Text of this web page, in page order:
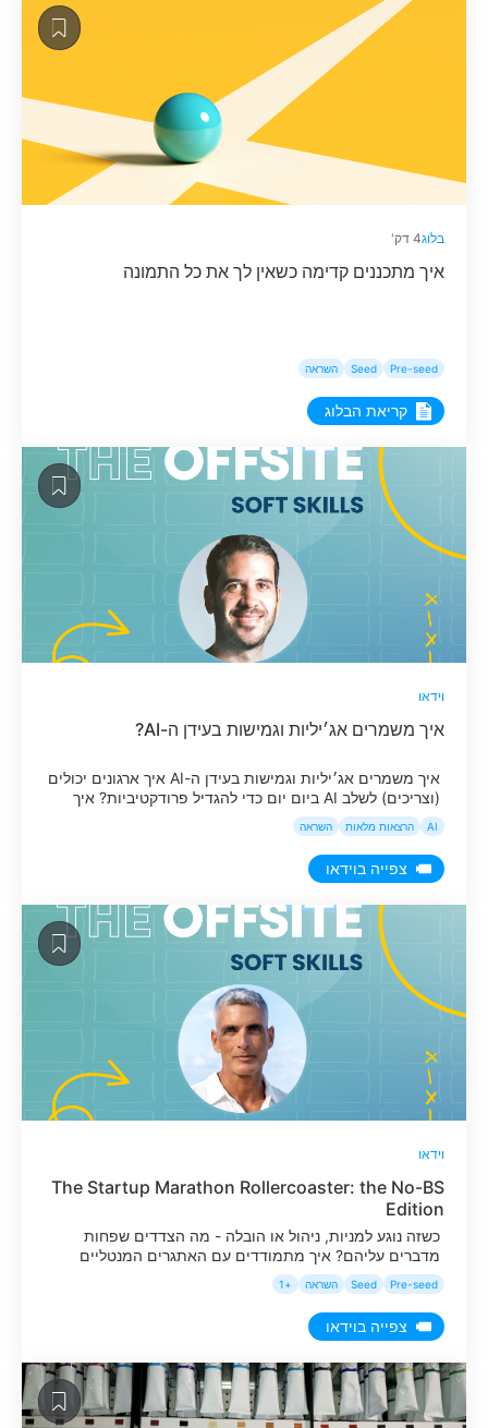
בלוג4 דק'
איך מתכננים קדימה כשאין לך את כל התמונה
Pre-seed
Seed השראה
קריאת הבלוג
וידאו
איך משמרים אג׳יליות וגמישות בעידן ה-AI?
איך משמרים אג׳יליות וגמישות בעידן ה-AI איך ארגונים יכולים
(וצריכים) לשלב AI ביום יום כדי להגדיל פרודקטיביות? איך
דואגים להישאר מחוברים לשטח ולהתקדם טכנולוגית? ואיך
משמרים אג׳יליות וגמישות בעידן שבו הטכנולוגיה מתקדמת
כל כך מהר? הסשן המלא של אסף אלוביק מתוך אירוע
האופסייט על סופט סקילז.
AI הרצאות מלאות השראה
צפייה בוידאו
וידאו
The Startup Marathon Rollercoaster: the No-BS
Edition
כשזה נוגע למניות, ניהול או הובלה - מה הצדדים שפחות
מדברים עליהם? איך מתמודדים עם האתגרים המנטליים
שמגיעים עם רכבת ההרים שהיא עבודה בסטארטאפ - בין אם
זה חוסר וודאות, סיכויי הצלחה נמוכים או המעברים החדים
בין כישלון להצלחה?
Pre-seed
Seed השראה +1
צפייה בוידאו